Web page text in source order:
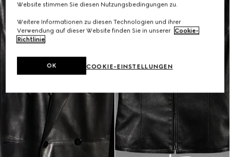
Website stimmen Sie diesen Nutzungsbedingungen zu.
Weitere Informationen zu diesen Technologien und ihrer
Verwendung auf dieser Website finden Sie in unserer Cookie-
Richtlinie.
COOKIE-EINSTELLUNGEN
OK